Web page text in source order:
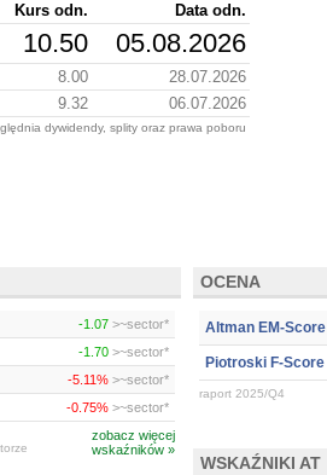
Kurs odn.
Data odn.
10.50 05.08.2026
8.00
28.07.2026
9.32 06.07.2026
dywidendy, splity oraz prawa poboru
-1.07 >~sector*
-1.70 >~sector*
-5.11% >~sector*
-0.75% >~sector*
zobacz więcej
wskaźników »
OCENA
Altman EM-Score
Piotroski F-Score
raport 2025/Q4
WSKAŹNIKI AT